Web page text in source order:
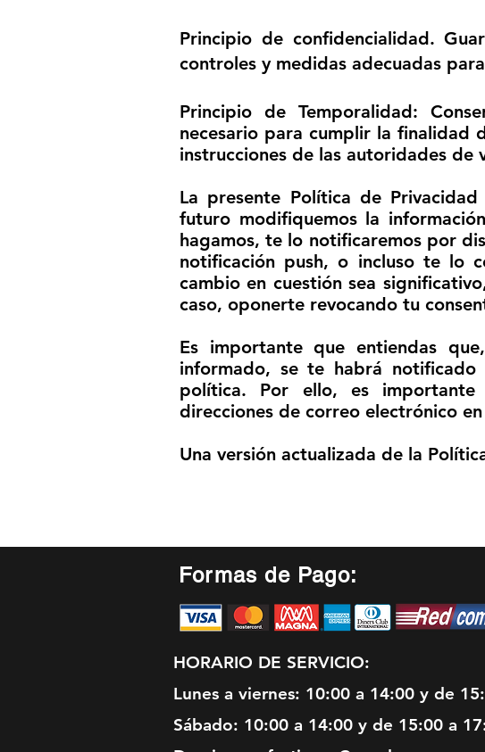
Principio de confidencialidad.
controles y medidas adecuadas
Principio de Temporalidad:
necesario para cumplir la finalidad
instrucciones de las autoridades
La presente Política de
futuro modifiquemos la
hagamos, te lo notificaremos por
notificación push, o incluso te lo
cambio en cuestión sea
caso, oponerte revocando tu
Es importante que entiendas
informado, se te habrá
política. Por ello, es importante
direcciones de correo electrónico
Una versión actualizada de la
Formas de Pago:
HORARIO DE SERVICIO:
Lunes a viernes: 10:00 a 14:00 y de
Sábado: 10:00 a 14:00 y de 15:00 a